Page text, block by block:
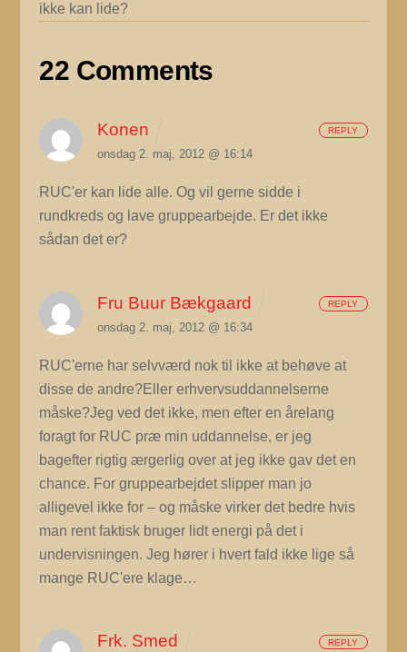
ikke kan lide?
22 Comments
Konen
onsdag 2. maj, 2012 @ 16:14
RUC'er kan lide alle. Og vil gerne sidde i
rundkreds og lave gruppearbejde. Er det ikke
sådan det er?
REPLY
Fru Buur Bækgaard
onsdag 2. maj, 2012 @ 16:34
RUC'erne har selvværd nok til ikke at behøve at
disse de andre?Eller erhvervsuddannelserne
måske?Jeg ved det ikke, men efter en årelang
foragt for RUC præ min uddannelse, er jeg
bagefter rigtig ærgerlig over at jeg ikke gav det en
chance. For gruppearbejdet slipper man jo
alligevel ikke for – og måske virker det bedre hvis
man rent faktisk bruger lidt energi på det i
undervisningen. Jeg hører i hvert fald ikke lige så
mange RUC'ere klage…
REPLY
Frk. Smed REPLY